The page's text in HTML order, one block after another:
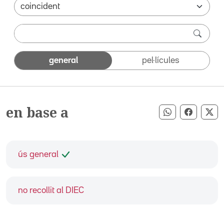
general pel·lícules
en base a Compartir
ús general
no recollit al DIEC